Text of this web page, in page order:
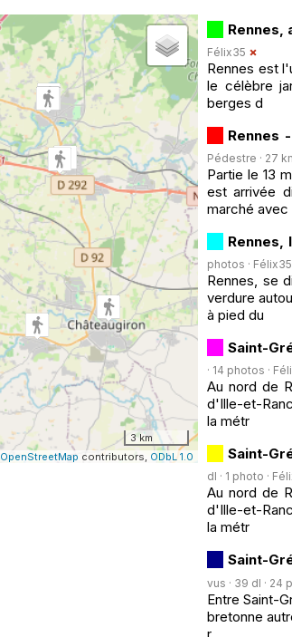
3 km
OpenStreetMap contributors, ODbL 1.0
Rennes,
Félix35
Rennes est
le célèbre
berges d
Rennes
Pédestre · 27
Partie le 13
est arrivée
marché avec
Rennes,
photos · Félix35
Rennes, se
verdure
à pied du
Saint-
· 14 photos ·
Au nord de
d'Ille-et-
la métr
Saint-
dl · 1 photo ·
Au nord de
d'Ille-et-
la métr
Saint-
vus · 39 dl · 24
Entre Saint-
bretonne
r